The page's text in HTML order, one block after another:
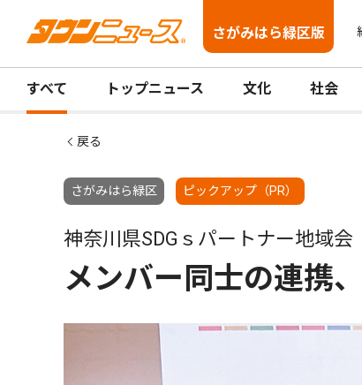
さがみはら緑区版
すべて トップニュース 文化 社会
戻る
さがみはら緑区 ピックアップ（PR）
神奈川県SDGｓパートナー地域会
メンバー同士の連携